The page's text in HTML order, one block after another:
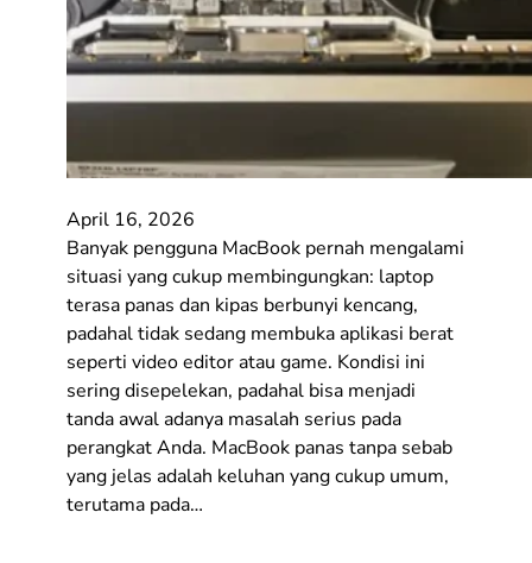
April 16, 2026
Banyak pengguna MacBook pernah mengalami
situasi yang cukup membingungkan: laptop
terasa panas dan kipas berbunyi kencang,
padahal tidak sedang membuka aplikasi berat
seperti video editor atau game. Kondisi ini
sering disepelekan, padahal bisa menjadi
tanda awal adanya masalah serius pada
perangkat Anda. MacBook panas tanpa sebab
yang jelas adalah keluhan yang cukup umum,
terutama pada…